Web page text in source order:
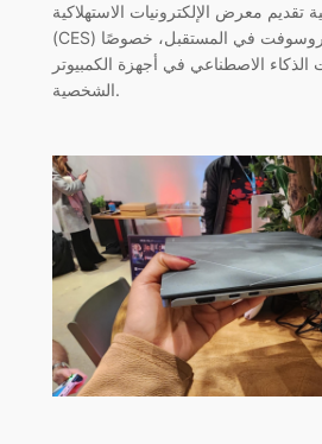
معرض الإلكترونيات الاستهلاكية
(CES) لمحة عن اهتمام مايكروسوفت في المستقبل، خصوصًا
الذكاء الاصطناعي في أجهزة الكمبيوتر
الشخصية.